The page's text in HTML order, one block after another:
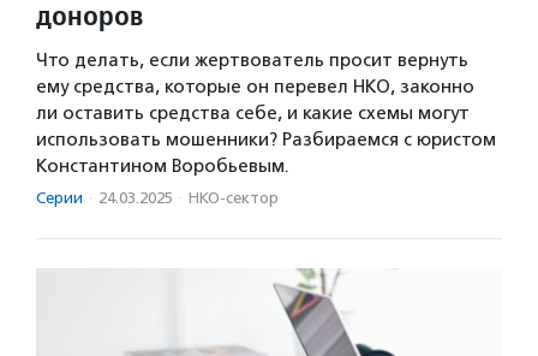
доноров
Что делать, если жертвователь просит вернуть
ему средства, которые он перевел НКО, законно
ли оставить средства себе, и какие схемы могут
использовать мошенники? Разбираемся с юристом
Константином Воробьевым.
Серии · 24.03.2025 · НКО-сектор